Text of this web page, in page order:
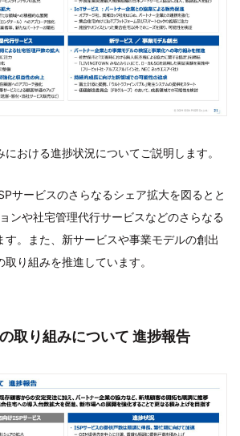
における進捗状況についてご説明します。
サービスのさらなるシェア拡大を図るとと
ンや社宅管理代行サービスなどのさらなる
す。また、新サービスや事業モデルの創出
り組みを推進しています。
取り組みについて 進捗報告